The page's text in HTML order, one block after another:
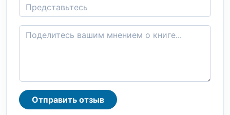
Отправить отзыв